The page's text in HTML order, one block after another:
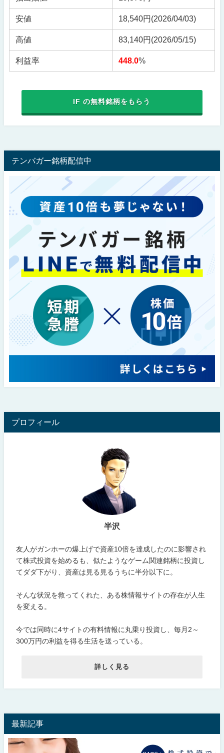
安値 18,540円 (2026/04/03)
高値 83,140円 (2026/05/15)
利益率 448.0%
IF の無料銘柄をもらう
テンバガー銘柄配信中
プロフィール
半沢
友人がガンホーの爆上げで資産10倍を達成したのに影響され
て株式投資を始めるも、似たようなゲーム関連銘柄に投資し
てダダ下がり、資産は見る見るうちに半分以下に。
そんな状況を救ってくれた、ある株情報サイトの存在が人生
を変える。
今では同時に4サイトの有料情報に丸乗り投資し、毎月2～
300万円の利益を得る生活を送っている。
詳しく見る
最新記事